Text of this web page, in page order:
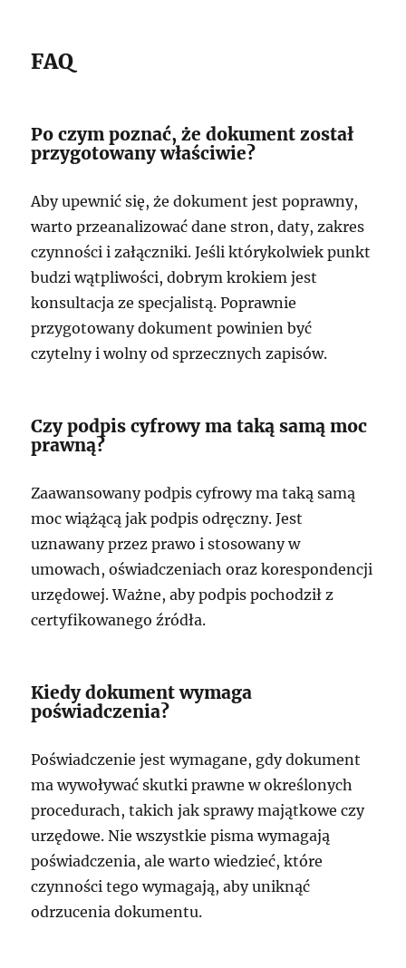
FAQ
Po czym poznać, że dokument został
przygotowany właściwie?
Aby upewnić się, że dokument jest poprawny,
warto przeanalizować dane stron, daty, zakres
czynności i załączniki. Jeśli którykolwiek punkt
budzi wątpliwości, dobrym krokiem jest
konsultacja ze specjalistą. Poprawnie
przygotowany dokument powinien być
czytelny i wolny od sprzecznych zapisów.
Czy podpis cyfrowy ma taką samą moc
prawną?
Zaawansowany podpis cyfrowy ma taką samą
moc wiążącą jak podpis odręczny. Jest
uznawany przez prawo i stosowany w
umowach, oświadczeniach oraz korespondencji
urzędowej. Ważne, aby podpis pochodził z
certyfikowanego źródła.
Kiedy dokument wymaga
poświadczenia?
Poświadczenie jest wymagane, gdy dokument
ma wywoływać skutki prawne w określonych
procedurach, takich jak sprawy majątkowe czy
urzędowe. Nie wszystkie pisma wymagają
poświadczenia, ale warto wiedzieć, które
czynności tego wymagają, aby uniknąć
odrzucenia dokumentu.